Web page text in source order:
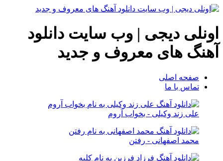
اونلی دیجی | وب سایت دانلود
آهنگ های معروف و جدید
صفحه اصلی
تماس با ما
علی زند وکیلی - بخواب آروم
محمد اصفهانی - رفتن